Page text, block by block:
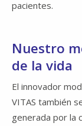
pacientes.
Nuestro
de la vida
El innovador
VITAS también
generada por la